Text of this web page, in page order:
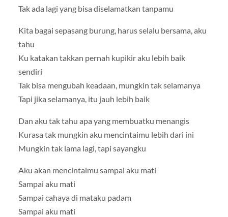
Tak ada lagi yang bisa diselamatkan tanpamu
Kita bagai sepasang burung, harus selalu bersama, aku
tahu
Ku katakan takkan pernah kupikir aku lebih baik
sendiri
Tak bisa mengubah keadaan, mungkin tak selamanya
Tapi jika selamanya, itu jauh lebih baik
Dan aku tak tahu apa yang membuatku menangis
Kurasa tak mungkin aku mencintaimu lebih dari ini
Mungkin tak lama lagi, tapi sayangku
Aku akan mencintaimu sampai aku mati
Sampai aku mati
Sampai cahaya di mataku padam
Sampai aku mati